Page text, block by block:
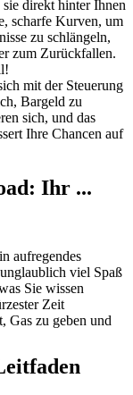
direkt hinter Ihnen
scharfe Kurven, um
zu schlängeln,
zum Zurückfallen.
mit der Steuerung
Bargeld zu
sich, und das
Ihre Chancen auf
Ihr ...
aufregendes
viel Spaß
Sie wissen
Zeit
Gas zu geben und